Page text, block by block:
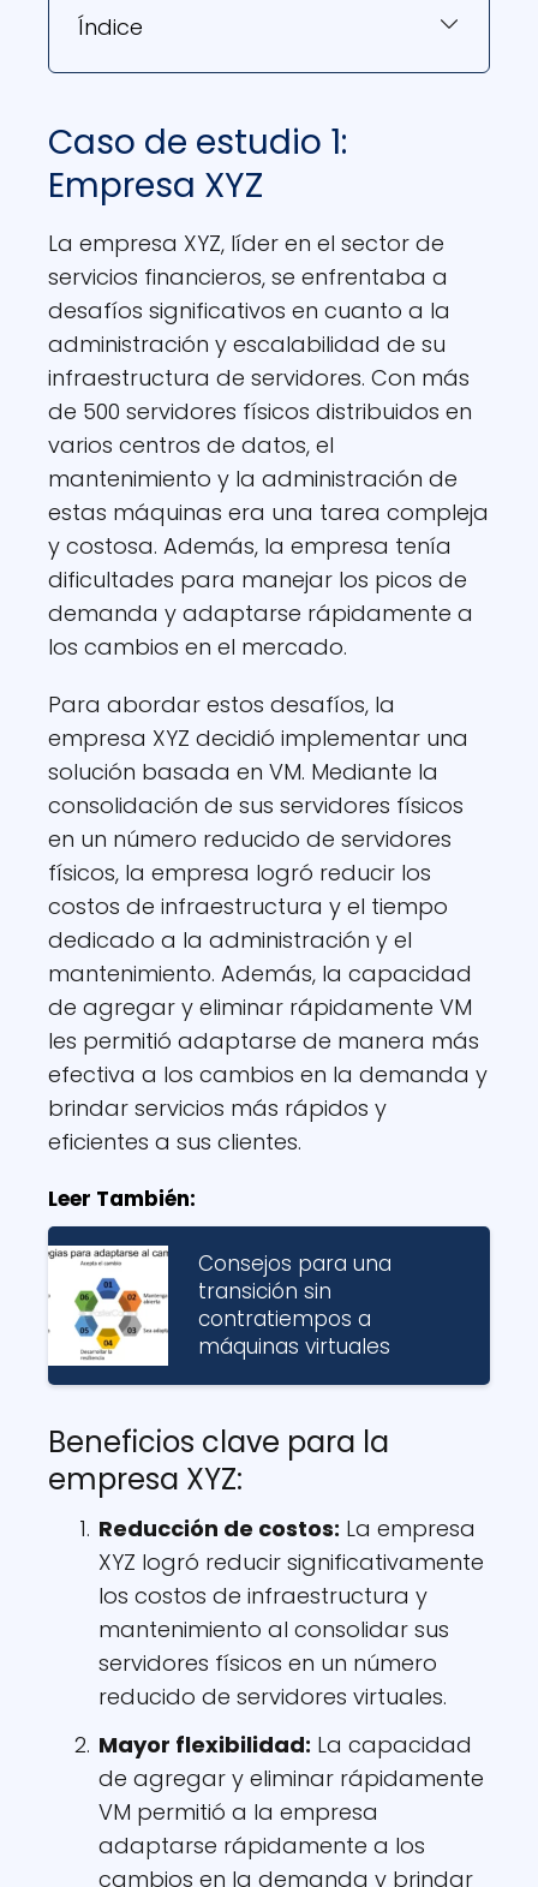
Índice
Caso de estudio 1:
Empresa XYZ
La empresa XYZ, líder en el sector de
servicios financieros, se enfrentaba a
desafíos significativos en cuanto a la
administración y escalabilidad de su
infraestructura de servidores. Con más
de 500 servidores físicos distribuidos en
varios centros de datos, el
mantenimiento y la administración de
estas máquinas era una tarea compleja
y costosa. Además, la empresa tenía
dificultades para manejar los picos de
demanda y adaptarse rápidamente a
los cambios en el mercado.
Para abordar estos desafíos, la
empresa XYZ decidió implementar una
solución basada en VM. Mediante la
consolidación de sus servidores físicos
en un número reducido de servidores
físicos, la empresa logró reducir los
costos de infraestructura y el tiempo
dedicado a la administración y el
mantenimiento. Además, la capacidad
de agregar y eliminar rápidamente VM
les permitió adaptarse de manera más
efectiva a los cambios en la demanda y
brindar servicios más rápidos y
eficientes a sus clientes.
Leer También:
Consejos para una
transición sin
contratiempos a
máquinas virtuales
Beneficios clave para la
empresa XYZ:
Reducción de costos: La empresa
XYZ logró reducir significativamente
los costos de infraestructura y
mantenimiento al consolidar sus
servidores físicos en un número
reducido de servidores virtuales.
Mayor flexibilidad: La capacidad
de agregar y eliminar rápidamente
VM permitió a la empresa
adaptarse rápidamente a los
cambios en la demanda y brindar